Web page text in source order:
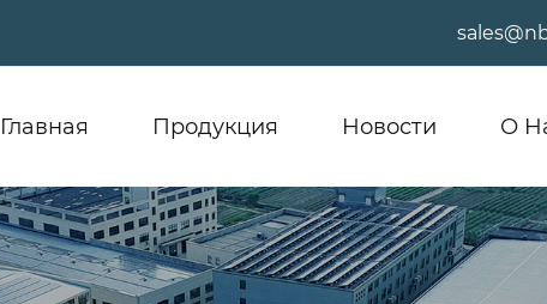
Главная Продукция Новости О